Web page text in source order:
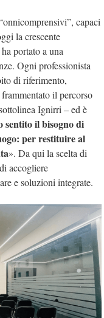
capaci
la crescente
portato a una
Ogni professionista
di riferimento,
il percorso
Ignirri – ed è
sentito il bisogno di
per restituire al
». Da qui la scelta di
accogliere
e soluzioni integrate.